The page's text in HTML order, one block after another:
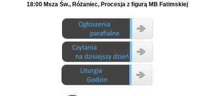
18:00 Msza Św., Różaniec, Procesja z figurą MB Fatimskiej